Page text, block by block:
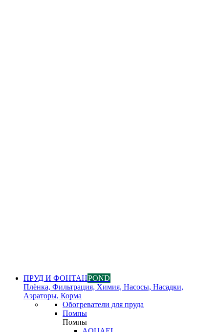
ПРУД И ФОНТАНPOND
Плёнка, Фильтрация, Химия, Насосы, Насадки,
Аэраторы, Корма
Обогреватели для пруда
Помпы
Помпы